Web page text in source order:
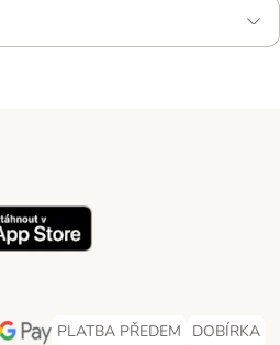
PLATBA PŘEDEM
PLATBA PŘEDEM Payment
DOBÍRKA
DOBÍRKA